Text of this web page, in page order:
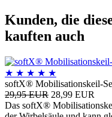
Kunden, die
kauften auch
★ ★ ★ ★ ★
softX® Mobilisationskeil-
29,95 EUR 28,99 EUR
Das softX®